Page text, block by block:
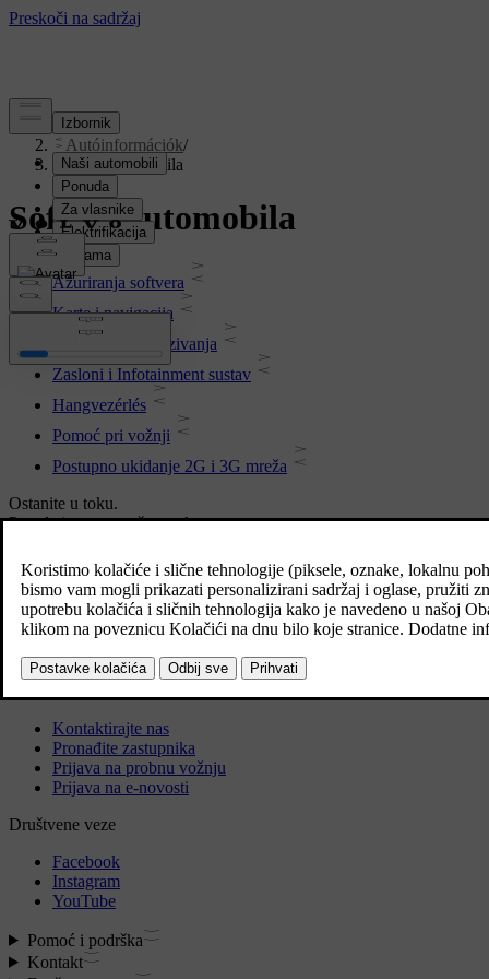
Podrška/
Autóinformációk/
Softver automobila
Softver automobila
Ažuriranja softvera
Karte i navigacija
Mogućnost povezivanja
Zasloni i Infotainment sustav
Hangvezérlés
Pomoć pri vožnji
Postupno ukidanje 2G i 3G mreža